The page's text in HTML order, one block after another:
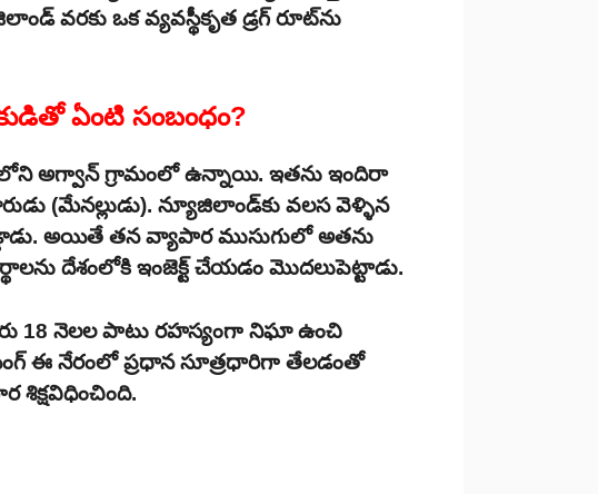
వరకు ఒక వ్యవస్థీకృత డ్రగ్ రూట్‌ను
ఏంటి సంబంధం?
అగ్వాన్ గ్రామంలో ఉన్నాయి. ఇతను ఇందిరా
(మేనల్లుడు). న్యూజిలాండ్‌కు వలస వెళ్ళిన
అయితే తన వ్యాపార ముసుగులో అతను
దేశంలోకి ఇంజెక్ట్ చేయడం మొదలుపెట్టాడు.
18 నెలల పాటు రహస్యంగా నిఘా ఉంచి
సింగ్ ఈ నేరంలో ప్రధాన సూత్రధారిగా తేలడంతో
శిక్షవిధించింది.